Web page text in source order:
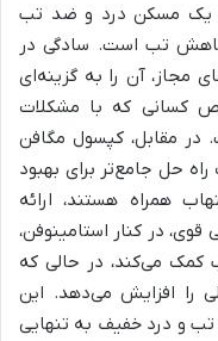
مرکزی، یک مسکن درد و ضد تب
تب است. سادگی در
مجاز، آن را به گزینه‌ای
کسانی که با مشکلات
در مقابل، کپسول مگافن
حل جامع‌تر برای بهبود
همراه هستند، ارائه
در کنار استامینوفن،
می‌کند، در حالی که
را افزایش می‌دهد. این
و درد خفیف به تنهایی